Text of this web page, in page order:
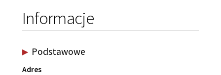
Informacje
Podstawowe
Adres